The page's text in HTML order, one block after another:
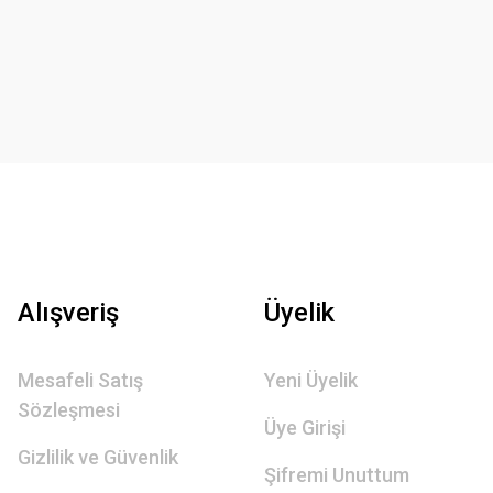
Alışveriş
Mesafeli Satış
Sözleşmesi
Gizlilik ve Güvenlik
Üyelik
Yeni Üyelik
Üye Girişi
Şifremi Unuttum